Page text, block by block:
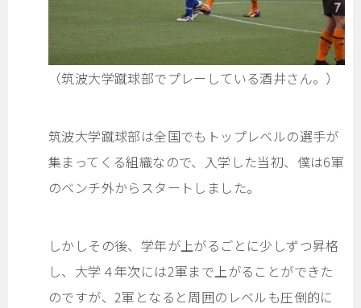
（筑波大学蹴球部でプレーしている酒井さん。）
筑波大学蹴球部は全国でもトップレベルの選手が
集まってくる組織なので、入学した当初、僕は6軍
のベンチ外からスタートしました。
しかしその後、学年が上がるごとに少しずつ昇格
し、大学４年次には2軍まで上がることができた
のですが、2軍となると周囲のレベルも圧倒的に